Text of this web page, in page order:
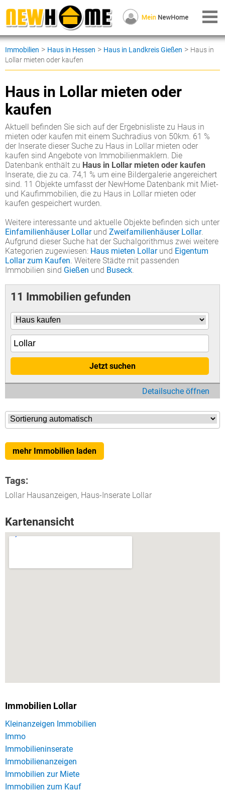
Immobilien > Haus in Hessen > Haus in Landkreis Gießen > Haus in
Lollar mieten oder kaufen
Haus in Lollar mieten oder
kaufen
Aktuell befinden Sie sich auf der Ergebnisliste zu Haus in
mieten oder kaufen mit einem Suchradius von 50km. 61 %
der Inserate dieser Suche zu Haus in Lollar mieten oder
kaufen sind Angebote von Immobilienmaklern. Die
Datenbank enthält zu Haus in Lollar mieten oder kaufen
Inserate, die zu ca. 74,1 % um eine Bildergalerie angereichert
sind. 11 Objekte umfasst der NewHome Datenbank mit Miet-
und Kaufimmobilien, die zu Haus in Lollar mieten oder
kaufen gespeichert wurden.
Weitere interessante und aktuelle Objekte befinden sich unter
Einfamilienhäuser Lollarund Zweifamilienhäuser Lollar.
Aufgrund dieser Suche hat der Suchalgorithmus zwei weitere
Kategorien zugewiesen: Haus mieten Lollarund Eigentum
Lollar zum Kaufen. Weitere Städte mit passenden
Immobilien sind Gießen und Buseck.
11 Immobilien gefunden
Jetzt suchen
Detailsuche öffnen
mehr Immobilien laden
Tags:
Lollar Hausanzeigen, Haus-Inserate Lollar
Kartenansicht
Immobilien Lollar
Kleinanzeigen Immobilien
Immo
Immobilieninserate
Immobilienanzeigen
Immobilien zur Miete
Immobilien zum Kauf